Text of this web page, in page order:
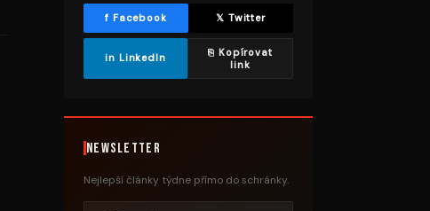
f Facebook 𝕏 Twitter
in LinkedIn
⎘ Kopírovat
link
Newsletter
Nejlepší články týdne přímo do schránky.